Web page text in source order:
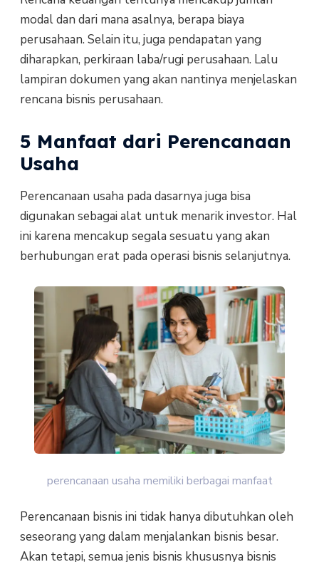
modal dan dari mana asalnya, berapa biaya
perusahaan. Selain itu, juga pendapatan yang
diharapkan, perkiraan laba/rugi perusahaan. Lalu
lampiran dokumen yang akan nantinya menjelaskan
rencana bisnis perusahaan.
5 Manfaat dari Perencanaan
Usaha
Perencanaan usaha pada dasarnya juga bisa
digunakan sebagai alat untuk menarik investor. Hal
ini karena mencakup segala sesuatu yang akan
berhubungan erat pada operasi bisnis selanjutnya.
perencanaan usaha memiliki berbagai manfaat
Perencanaan bisnis ini tidak hanya dibutuhkan oleh
seseorang yang dalam menjalankan bisnis besar.
Akan tetapi, semua jenis bisnis khususnya bisnis